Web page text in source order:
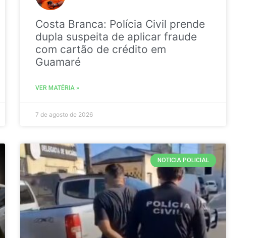
Costa Branca: Polícia Civil prende
dupla suspeita de aplicar fraude
com cartão de crédito em
Guamaré
VER MATÉRIA »
7 de agosto de 2026
NOTICIA POLICIAL